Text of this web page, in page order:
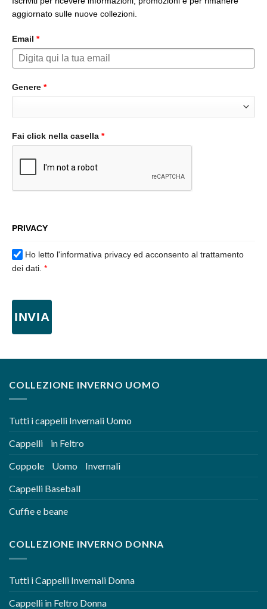
aggiornato sulle nuove collezioni.
Email *
Genere *
Fai click nella casella *
PRIVACY
Ho letto l'informativa privacy ed acconsento al trattamento
dei dati. *
INVIA
COLLEZIONE INVERNO UOMO
Tutti i cappelli Invernali Uomo
Cappelli in Feltro
Coppole Uomo Invernali
Cappelli Baseball
Cuffie e beane
COLLEZIONE INVERNO DONNA
Tutti i Cappelli Invernali Donna
Cappelli in Feltro Donna